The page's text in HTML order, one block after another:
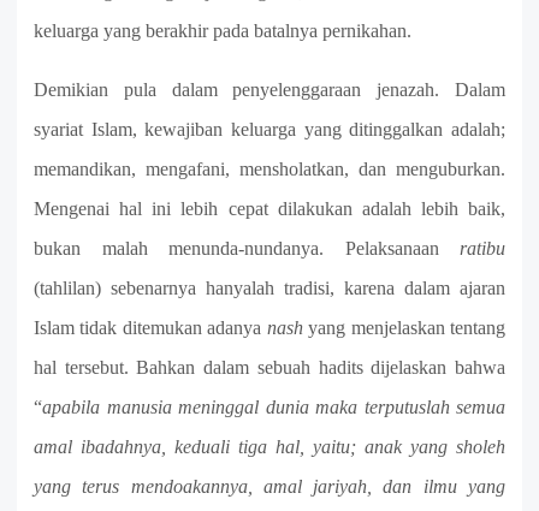
keluarga yang berakhir pada batalnya pernikahan.
Demikian pula dalam penyelenggaraan jenazah. Dalam
syariat Islam, kewajiban keluarga yang ditinggalkan adalah;
memandikan, mengafani, mensholatkan, dan menguburkan.
Mengenai hal ini lebih cepat dilakukan adalah lebih baik,
bukan malah menunda-nundanya. Pelaksanaan ratibu
(tahlilan) sebenarnya hanyalah tradisi, karena dalam ajaran
Islam tidak ditemukan adanya nashyang menjelaskan tentang
hal tersebut. Bahkan dalam sebuah hadits dijelaskan bahwa
“apabila manusia meninggal dunia maka terputuslah semua
amal ibadahnya, keduali tiga hal, yaitu; anak yang sholeh
yang terus mendoakannya, amal jariyah, dan ilmu yang